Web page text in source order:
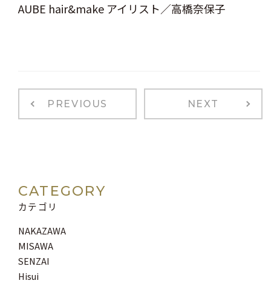
AUBE hair&make アイリスト／高橋奈保子
PREVIOUS NEXT
CATEGORY
カテゴリ
NAKAZAWA
MISAWA
SENZAI
Hisui